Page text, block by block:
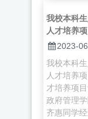
我校本科
人才培养
2023-
我校本科
人才培养
才培养项
政府管理
齐惠同学